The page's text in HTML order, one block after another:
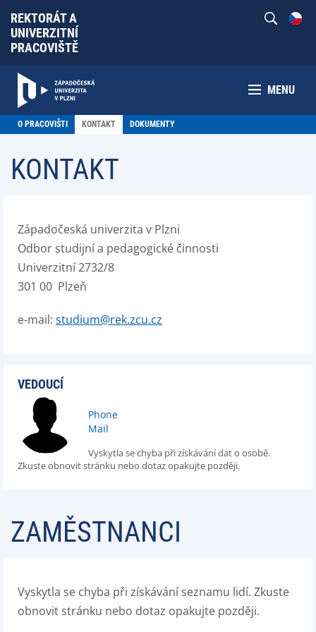
REKTORÁT A
UNIVERZITNÍ
PRACOVIŠTĚ
MENU
O PRACOVIŠTI KONTAKT DOKUMENTY
KONTAKT
Západočeská univerzita v Plzni
Odbor studijní a pedagogické činnosti
Univerzitní 2732/8
301 00 Plzeň
e-mail: studium@rek.zcu.cz
VEDOUCÍ
Phone
Mail
Vyskytla se chyba při získávání dat o osobě.
Zkuste obnovit stránku nebo dotaz opakujte později.
ZAMĚSTNANCI
Vyskytla se chyba při získávání seznamu lidí. Zkuste
obnovit stránku nebo dotaz opakujte později.